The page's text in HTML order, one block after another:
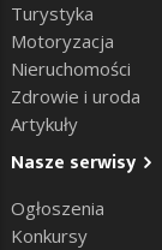
Turystyka
Motoryzacja
Nieruchomości
Zdrowie i uroda
Artykuły
Nasze serwisy
Ogłoszenia
Konkursy